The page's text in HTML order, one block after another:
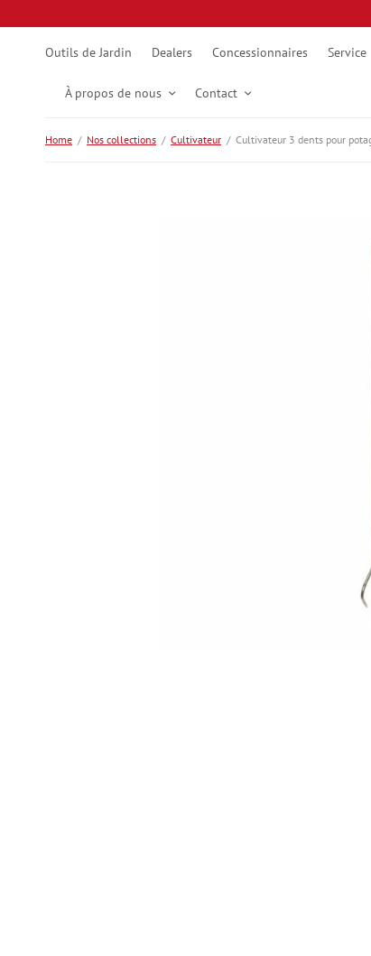
Outils de Jardin Dealers Concessionnaires Service
À propos de nous Contact
Home / Nos collections / Cultivateur / Cultivateur 3 dents pour